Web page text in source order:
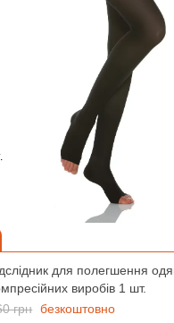
для полегшення
виробів 1 шт.
грн безкоштовно